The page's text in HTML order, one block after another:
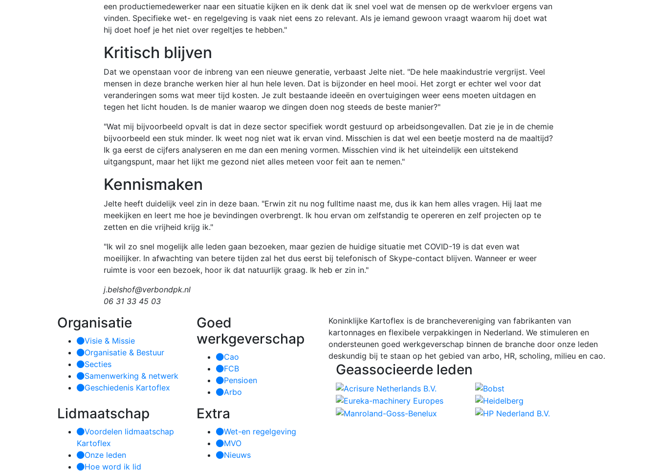
een productiemedewerker naar een situatie kijken en ik denk dat ik snel voel wat de mensen op de werkvloer ergens van
vinden. Specifieke wet- en regelgeving is vaak niet eens zo relevant. Als je iemand gewoon vraagt waarom hij doet wat
hij doet hoef je het niet over regeltjes te hebben."
Kritisch blijven
Dat we openstaan voor de inbreng van een nieuwe generatie, verbaast Jelte niet. "De hele maakindustrie vergrijst. Veel
mensen in deze branche werken hier al hun hele leven. Dat is bijzonder en heel mooi. Het zorgt er echter wel voor dat
veranderingen soms wat meer tijd kosten. Je zult bestaande ideeën en overtuigingen weer eens moeten uitdagen en
tegen het licht houden. Is de manier waarop we dingen doen nog steeds de beste manier?"
"Wat mij bijvoorbeeld opvalt is dat in deze sector specifiek wordt gestuurd op arbeidsongevallen. Dat zie je in de chemie
bijvoorbeeld een stuk minder. Ik weet nog niet wat ik ervan vind. Misschien is dat wel een beetje mosterd na de maaltijd?
Ik ga eerst de cijfers analyseren en me dan een mening vormen. Misschien vind ik het uiteindelijk een uitstekend
uitgangspunt, maar het lijkt me gezond niet alles meteen voor feit aan te nemen."
Kennismaken
Jelte heeft duidelijk veel zin in deze baan. "Erwin zit nu nog fulltime naast me, dus ik kan hem alles vragen. Hij laat me
meekijken en leert me hoe je bevindingen overbrengt. Ik hou ervan om zelfstandig te opereren en zelf projecten op te
zetten en die vrijheid krijg ik."
"Ik wil zo snel mogelijk alle leden gaan bezoeken, maar gezien de huidige situatie met COVID-19 is dat even wat
moeilijker. In afwachting van betere tijden zal het dus eerst bij telefonisch of Skype-contact blijven. Wanneer er weer
ruimte is voor een bezoek, hoor ik dat natuurlijk graag. Ik heb er zin in."
j.belshof@verbondpk.nl
06 31 33 45 03
Organisatie
Visie & Missie
Organisatie & Bestuur
Secties
Samenwerking & netwerk
Geschiedenis Kartoflex
Goed
werkgeverschap
Cao
FCB
Pensioen
Arbo
Lidmaatschap
Voordelen lidmaatschap
Kartoflex
Onze leden
Hoe word ik lid
Extra
Wet-en regelgeving
MVO
Nieuws
Koninklijke Kartoflex is de branchevereniging van fabrikanten van
kartonnages en flexibele verpakkingen in Nederland. We stimuleren en
ondersteunen goed werkgeverschap binnen de branche door onze leden
deskundig bij te staan op het gebied van arbo, HR, scholing, milieu en cao.
Geassocieerde leden